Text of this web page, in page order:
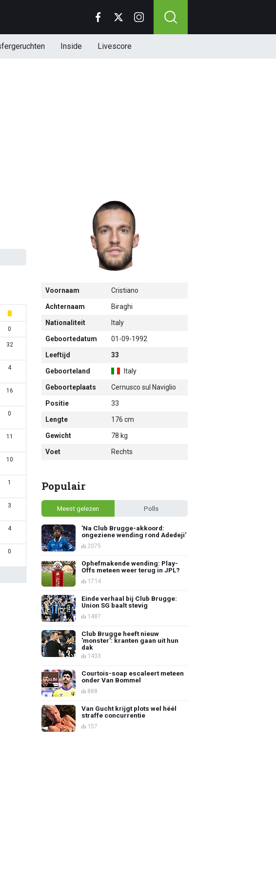
Inside Livescore
0
32
4
16
0
11
10
1
3
4
0
Voornaam Cristiano
Achternaam Biraghi
Nationaliteit Italy
Geboortedatum 01-09-1992
Leeftijd 33
Geboorteland Italy
Geboorteplaats Cernusco sul Naviglio
Positie 33
Lengte 176 cm
Gewicht 78 kg
Voet Rechts
Populair
Meest gelezen Polls
'Na Club Brugge-akkoord:
ongeziene wending rond Adedeji'
2075
Ophefmakende wending: Play-
Offs meteen weer terug in JPL?
1714
Einde verhaal bij Club Brugge:
Union SG baalt stevig
1487
Club Brugge heeft nieuw
'monster': kranten gaan uit hun
dak
1433
Courtois-soap escaleert meteen
onder Van Bommel
888
Van Gucht krijgt plots wel héél
straffe concurrentie
157